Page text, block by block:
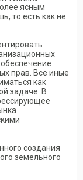
ясным
то есть как не
прав. Все иные
как
задаче. В
создания
земельного